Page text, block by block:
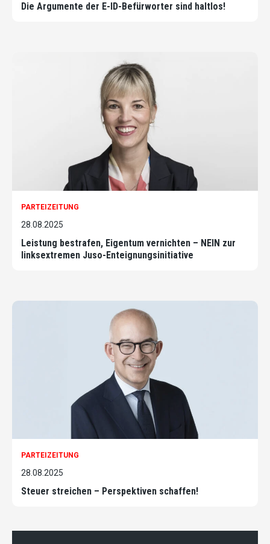
Die Argumente der E-ID-Befürworter sind haltlos!
PARTEIZEITUNG
28.08.2025
Leistung bestrafen, Eigentum vernichten – NEIN zur
linksextremen Juso-Enteignungsinitiative
PARTEIZEITUNG
28.08.2025
Steuer streichen – Perspektiven schaffen!